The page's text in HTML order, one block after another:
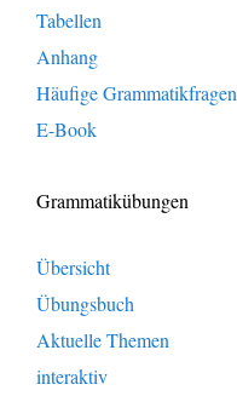
Tabellen
Anhang
Häufige Grammatikfragen
E-Book
Grammatikübungen
Übersicht
Übungsbuch
Aktuelle Themen
interaktiv